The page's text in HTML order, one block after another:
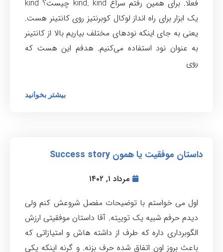
فعلا. برای همین رفتم سراغ kind. kind چیست؟ kind
یک ابزار برای راه انداز لوکال کوبرنتیز روی کانتینر هست.
یعنی به جای اینکه نودهای مختلف بیاریم بالا از کانتینر
به عنوان نود استفاده می‌کنیم. هدفم این هست که
روی
بیشتر بخوانید
داستان موفقیت یا همون Success story
مرداد ۱, ۱۴۰۲
اول می خواستم با توضیحات مفصل شروعش کنم ولی
دیدم حرفم شبیه یک توییته. آقا داستان موفقیتی ارزش
الگوبرداری داره که طرف از داشته هاش و امتیازاتی که
باعث بروز اون اتفاق شده حرف بزنه. و گرنه اینکه یکی